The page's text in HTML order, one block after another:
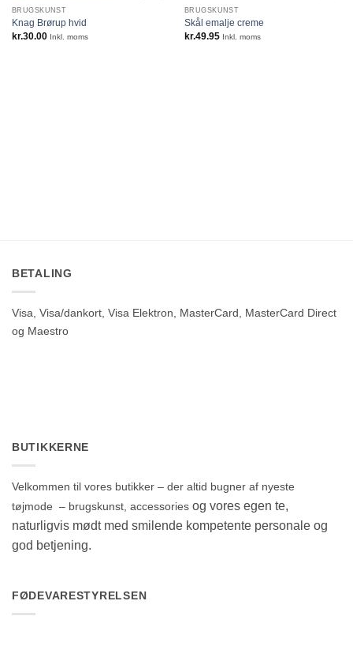
BRUGSKUNST
Knag Brørup hvid
kr.30.00 Inkl. moms
IKKE PÅ LAGER
BRUGSKUNST
Skål emalje creme
kr.49.95 Inkl. moms
BETALING
Visa, Visa/dankort, Visa Elektron, MasterCard, MasterCard Direct
og Maestro
BUTIKKERNE
Velkommen til vores butikker – der altid bugner af nyeste
tøjmode – brugskunst, accessories og vores egen te,
naturligvis mødt med smilende kompetente personale og
god betjening.
FØDEVARESTYRELSEN